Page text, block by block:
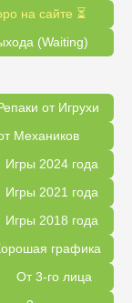
на сайте ⏳
(Waiting)
от Игрухи
Механиков
Игры 2024 года
Игры 2021 года
Игры 2018 года
графика
От 3-го лица